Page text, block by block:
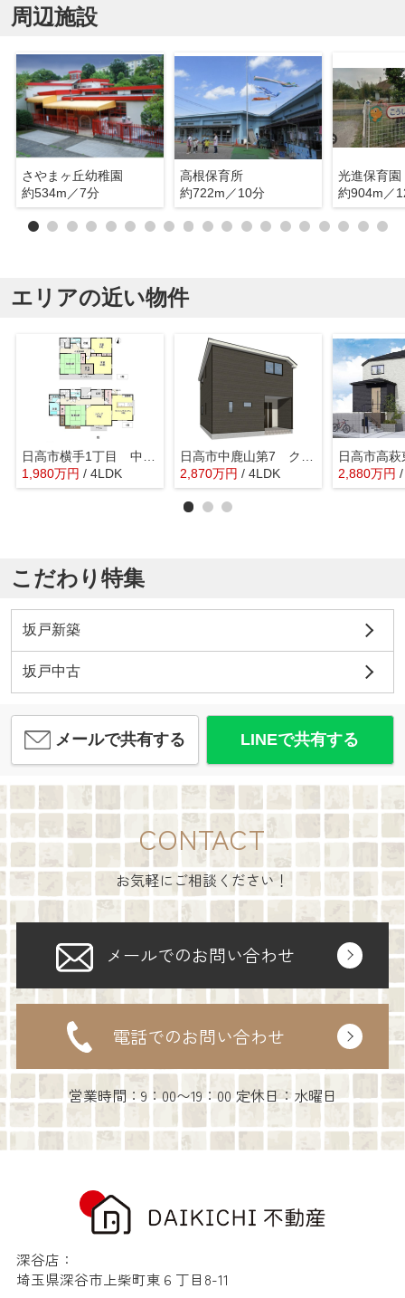
周辺施設
さやまヶ丘幼稚園
約534m／7分
高根保育所
約722m／10分
光進保育園
約904m／
エリアの近い物件
日高市横手1丁目 中古戸建
1,980万円 / 4LDK
日高市中鹿山第7 クレイドルガーデン 新築戸建 全10棟 10号棟
2,870万円 / 4LDK 2,880万円
こだわり特集
坂戸新築
坂戸中古
メールで共有する LINEで共有する
CONTACT
お気軽にご相談ください！
メールでのお問い合わせ
電話でのお問い合わせ
営業時間：9：00〜19：00 定休日：水曜日
深谷店：
埼玉県深谷市上柴町東６丁目8-11